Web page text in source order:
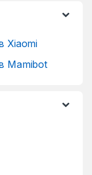
Xiaomi
Mamibot